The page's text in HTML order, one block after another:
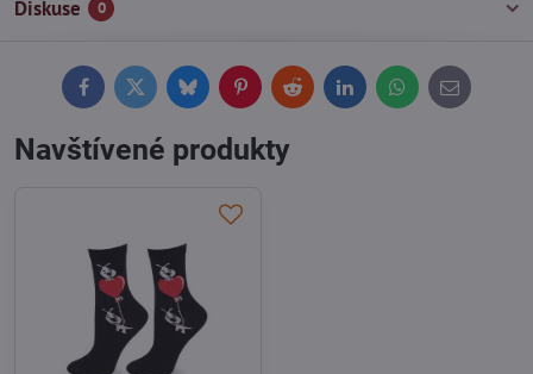
Diskuse 0
FacebookTwitterBlueskyPinterestReddit LinkedInWhatsApp
E-
mail
Navštívené produkty